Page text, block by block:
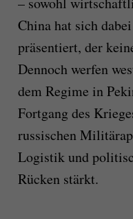
China hat sich
präsentiert, der
Dennoch werfen
dem Regime in
Fortgang des
russischen
Logistik und
Rücken stärkt.